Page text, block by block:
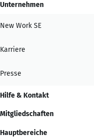
Unternehmen
New Work SE
Karriere
Presse
Hilfe & Kontakt
Mitgliedschaften
Hauptbereiche